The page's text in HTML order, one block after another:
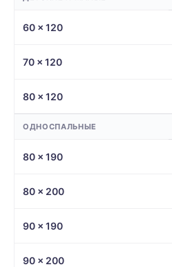
60 × 120
70 × 120
80 × 120
ОДНОСПАЛЬНЫЕ
80 × 190
80 × 200
90 × 190
90 × 200